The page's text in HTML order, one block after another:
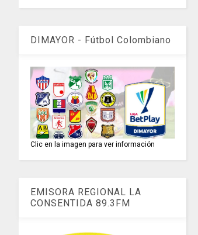
DIMAYOR - Fútbol Colombiano
Clic en la imagen para ver información
EMISORA REGIONAL LA
CONSENTIDA 89.3FM